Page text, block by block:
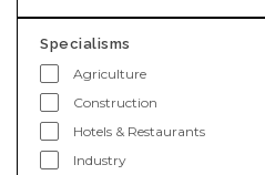
Specialisms
Agriculture
Construction
Hotels & Restaurants
Industry